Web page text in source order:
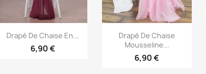
Aperçu rapide
Drapé De Chaise En...
6,90 €
Aperçu rapide
Drapé De Chaise
Mousseline...
6,90 €